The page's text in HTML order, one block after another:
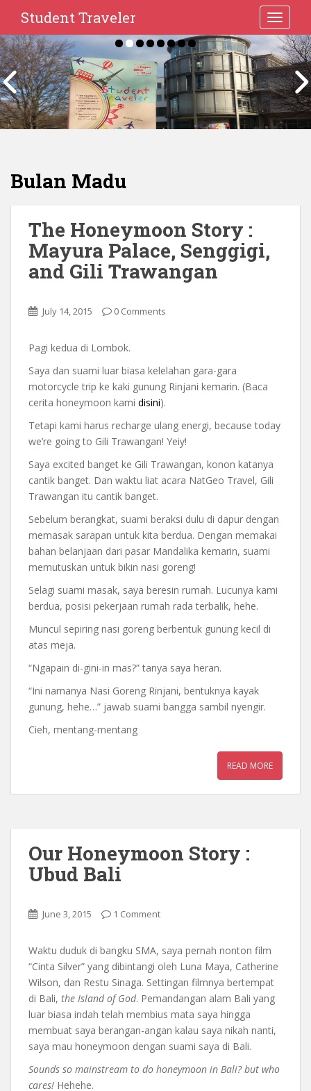
Student Traveler
Bulan Madu
The Honeymoon Story :
Mayura Palace, Senggigi,
and Gili Trawangan
July 14, 2015 0 Comments
Pagi kedua di Lombok.
Saya dan suami luar biasa kelelahan gara-gara
motorcycle trip ke kaki gunung Rinjani kemarin. (Baca
cerita honeymoon kami disini).
Tetapi kami harus recharge ulang energi, because today
we’re going to Gili Trawangan! Yeiy!
Saya excited banget ke Gili Trawangan, konon katanya
cantik banget. Dan waktu liat acara NatGeo Travel, Gili
Trawangan itu cantik banget.
Sebelum berangkat, suami beraksi dulu di dapur dengan
memasak sarapan untuk kita berdua. Dengan memakai
bahan belanjaan dari pasar Mandalika kemarin, suami
memutuskan untuk bikin nasi goreng!
Selagi suami masak, saya beresin rumah. Lucunya kami
berdua, posisi pekerjaan rumah rada terbalik, hehe.
Muncul sepiring nasi goreng berbentuk gunung kecil di
atas meja.
“Ngapain di-gini-in mas?” tanya saya heran.
“Ini namanya Nasi Goreng Rinjani, bentuknya kayak
gunung, hehe…” jawab suami bangga sambil nyengir.
Cieh, mentang-mentang
READ MORE
Our Honeymoon Story :
Ubud Bali
June 3, 2015 1 Comment
Waktu duduk di bangku SMA, saya pernah nonton film
“Cinta Silver” yang dibintangi oleh Luna Maya, Catherine
Wilson, dan Restu Sinaga. Settingan filmnya bertempat
di Bali, the Island of God. Pemandangan alam Bali yang
luar biasa indah telah membius mata saya hingga
membuat saya berangan-angan kalau saya nikah nanti,
saya mau honeymoon dengan suami saya di Bali.
Sounds so mainstream to do honeymoon in Bali? but who
cares! Hehehe.